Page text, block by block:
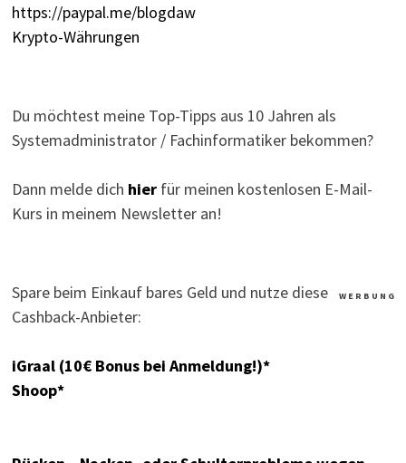
https://paypal.me/blogdaw
Krypto-Währungen
Du möchtest meine Top-Tipps aus 10 Jahren als
Systemadministrator / Fachinformatiker bekommen?
Dann melde dich hierfür meinen kostenlosen E-Mail-
Kurs in meinem Newsletter an!
W E R B U N G
Spare beim Einkauf bares Geld und nutze diese
Cashback-Anbieter:
iGraal (10€ Bonus bei Anmeldung!)*
Shoop*